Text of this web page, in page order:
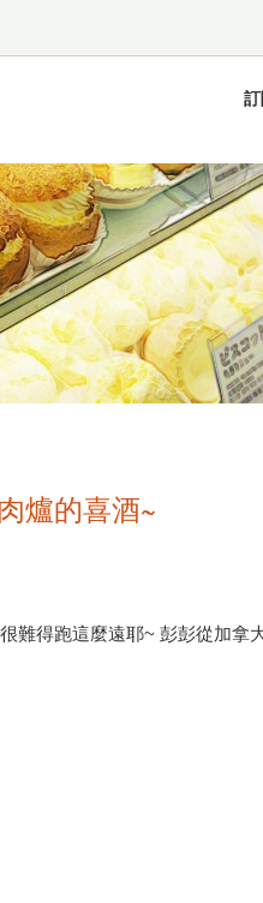
爐的喜酒~
難得跑這麼遠耶~ 彭彭從加拿